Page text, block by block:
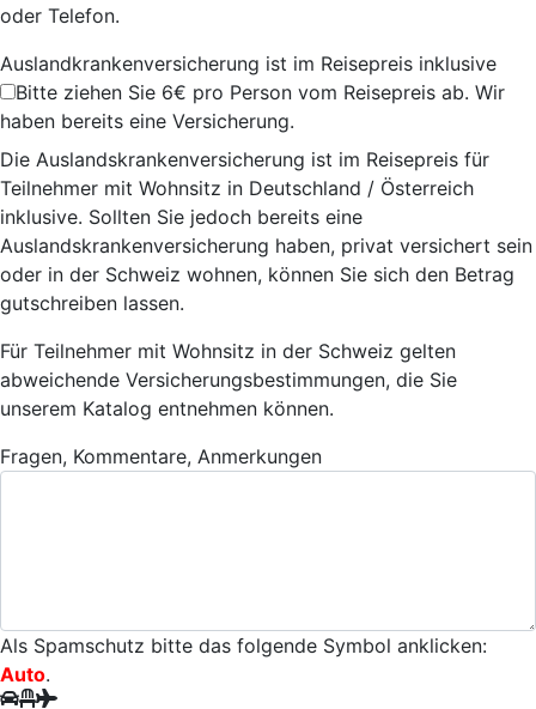
oder Telefon.
Auslandkrankenversicherung ist im Reisepreis inklusive
Bitte ziehen Sie 6€ pro Person vom Reisepreis ab. Wir
haben bereits eine Versicherung.
Die Auslandskrankenversicherung ist im Reisepreis für
Teilnehmer mit Wohnsitz in Deutschland / Österreich
inklusive. Sollten Sie jedoch bereits eine
Auslandskrankenversicherung haben, privat versichert sein
oder in der Schweiz wohnen, können Sie sich den Betrag
gutschreiben lassen.
Für Teilnehmer mit Wohnsitz in der Schweiz gelten
abweichende Versicherungsbestimmungen, die Sie
unserem Katalog entnehmen können.
Fragen, Kommentare, Anmerkungen
Als Spamschutz bitte das folgende Symbol anklicken:
Auto.